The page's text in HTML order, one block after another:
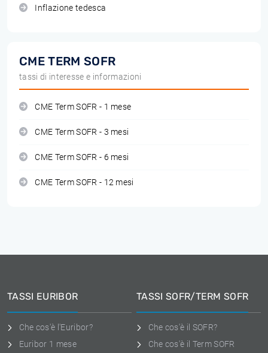
Inflazione tedesca
CME TERM SOFR
tassi di interesse e informazioni
CME Term SOFR - 1 mese
CME Term SOFR - 3 mesi
CME Term SOFR - 6 mesi
CME Term SOFR - 12 mesi
TASSI EURIBOR
Che cos'è l'Euribor?
Euribor 1 mese
TASSI SOFR/TERM SOFR
Che cos'è il SOFR?
Che cos'è il Term SOFR